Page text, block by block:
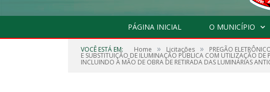
PÁGINA INICIAL O MUNICÍPIO
VOCÊ ESTÁ EM: Home » Licitações » PREGÃO
E SUBSTITUIÇÃO DE ILUMINAÇÃO PÚBLICA COM UTILIZAÇÃO DE
INCLUINDO A MÃO DE OBRA DE RETIRADA DAS LUMINÁRIAS